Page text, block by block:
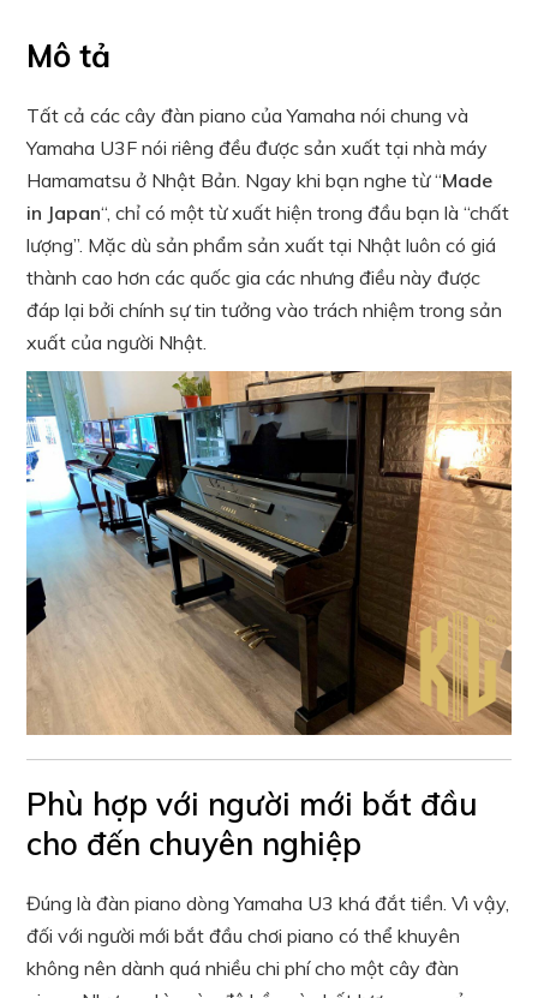
Mô tả
Tất cả các cây đàn piano của Yamaha nói chung và
Yamaha U3F nói riêng đều được sản xuất tại nhà máy
Hamamatsu ở Nhật Bản. Ngay khi bạn nghe từ “Made
in Japan“, chỉ có một từ xuất hiện trong đầu bạn là “chất
lượng”. Mặc dù sản phẩm sản xuất tại Nhật luôn có giá
thành cao hơn các quốc gia các nhưng điều này được
đáp lại bởi chính sự tin tưởng vào trách nhiệm trong sản
xuất của người Nhật.
Phù hợp với người mới bắt đầu
cho đến chuyên nghiệp
Đúng là đàn piano dòng Yamaha U3 khá đắt tiền. Vì vậy,
đối với người mới bắt đầu chơi piano có thể khuyên
không nên dành quá nhiều chi phí cho một cây đàn